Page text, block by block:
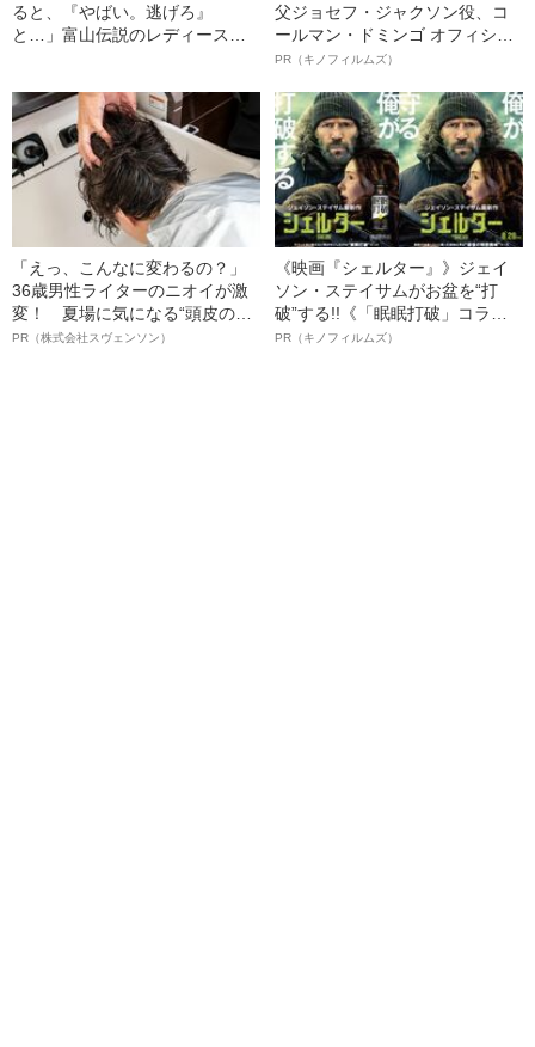
ると、『やばい。逃げろ』
と…」富山伝説のレディース初
父ジョセフ・ジャクソン役、コ
ールマン・ドミンゴ オフィシャ
ルインタビュー“観客を魅了した
語る”《日本興収70億円突破》
PR（キノフィルムズ）
「えっ、こんなに変わるの？」
36歳男性ライターのニオイが激
変！ 夏場に気になる“頭皮のニ
オイ”や“ベタつき”を解消す
PR（株式会社スヴェンソン）
《映画『シェルター』》ジェイ
ソン・ステイサムがお盆を“打
破”する!!《「眠眠打破」コラ
ボ》
PR（キノフィルムズ）